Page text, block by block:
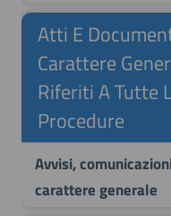
Atti E
Carattere
Riferiti A Tutte
Procedure
Avvisi,
carattere generale